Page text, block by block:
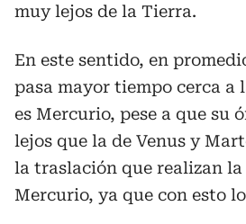
muy lejos de la Tierra.
En este sentido, en
pasa mayor tiempo cerca a
es Mercurio, pese a que su
lejos que la de Venus y
la traslación que realizan
Mercurio, ya que con esto